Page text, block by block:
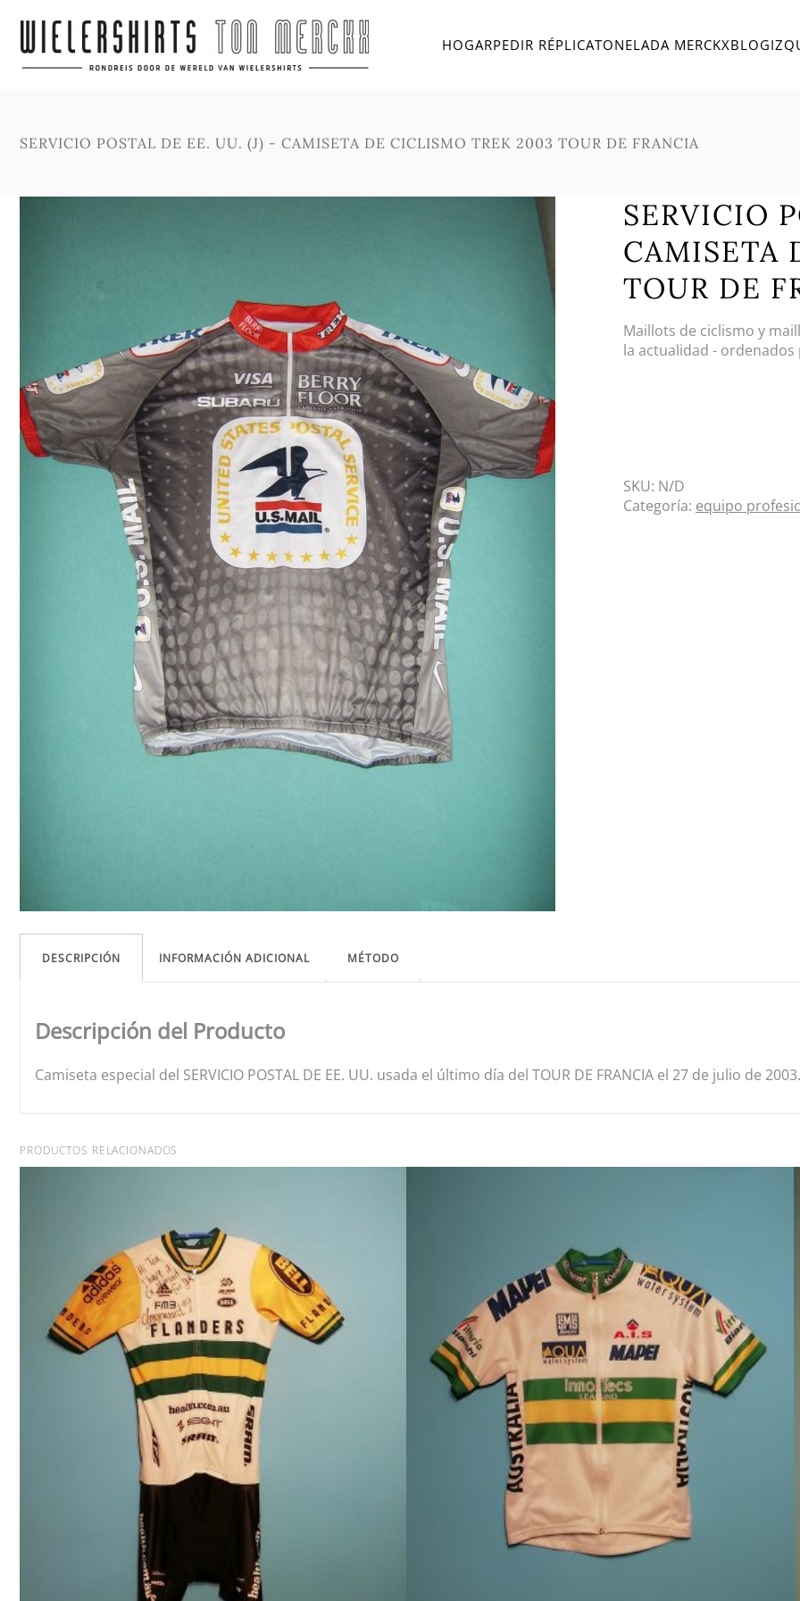
HOGARPEDIR RÉPLICATONELADA MERCKXBLOG
SERVICIO POSTAL DE EE. UU. (J) - CAMISETA DE CICLISMO TREK 2003 TOUR DE FRANCIA
SERVICIO
CAMISETA
TOUR DE
Maillots de ciclismo y
la actualidad - ordenados
SKU: N/D
Categoría: equipo
DESCRIPCIÓN INFORMACIÓN ADICIONAL MÉTODO
Descripción del Producto
Camiseta especial del SERVICIO POSTAL DE EE. UU. usada el último día del TOUR DE FRANCIA el 27 de julio de 2003.
PRODUCTOS RELACIONADOS